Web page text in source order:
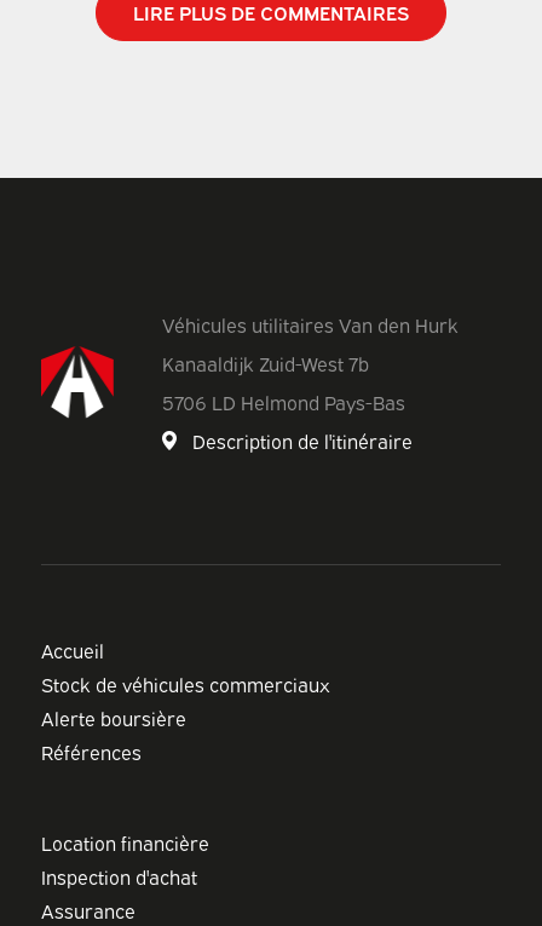
LIRE PLUS DE COMMENTAIRES
Véhicules utilitaires Van den Hurk
Kanaaldijk Zuid-West 7b
5706 LD Helmond Pays-Bas
Description de l'itinéraire
Accueil
Stock de véhicules commerciaux
Alerte boursière
Références
Location financière
Inspection d'achat
Assurance